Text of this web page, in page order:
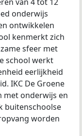
onderwijs
ontwikkelen
kenmerkt zich
sfeer met
school werkt
eerlijkheid
IKC De Groene
met onderwijs en
buitenschoolse
worden